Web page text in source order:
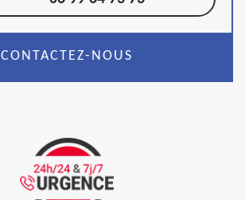
CONTACTEZ-NOUS